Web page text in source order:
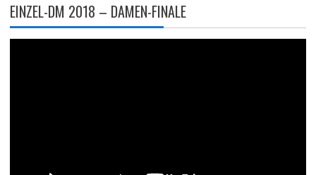
EINZEL-DM 2018 – DAMEN-FINALE